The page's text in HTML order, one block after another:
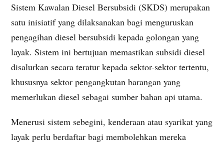
Sistem Kawalan Diesel Bersubsidi (SKDS) merupakan
satu inisiatif yang dilaksanakan bagi menguruskan
pengagihan diesel bersubsidi kepada golongan yang
layak. Sistem ini bertujuan memastikan subsidi diesel
disalurkan secara teratur kepada sektor-sektor tertentu,
khususnya sektor pengangkutan barangan yang
memerlukan diesel sebagai sumber bahan api utama.
Menerusi sistem sebegini, kenderaan atau syarikat yang
layak perlu berdaftar bagi membolehkan mereka